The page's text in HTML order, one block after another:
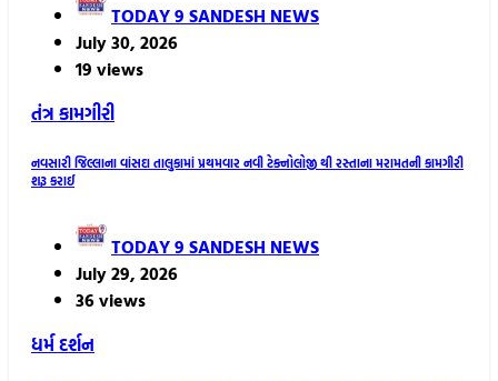
TODAY 9 SANDESH NEWS
July 30, 2026
19 views
તંત્ર કામગીરી
નવસારી જિલ્લાના વાંસદા તાલુકામાં પ્રથમવાર નવી ટેક્નોલોજી થી રસ્તાના મરામતની કામગીરી
શરૂ કરાઈ
TODAY 9 SANDESH NEWS
July 29, 2026
36 views
ધર્મ દર્શન